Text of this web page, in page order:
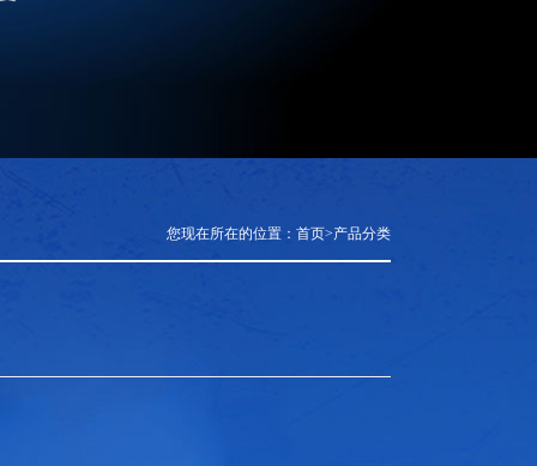
您现在所在的位置： 首页>产品分类